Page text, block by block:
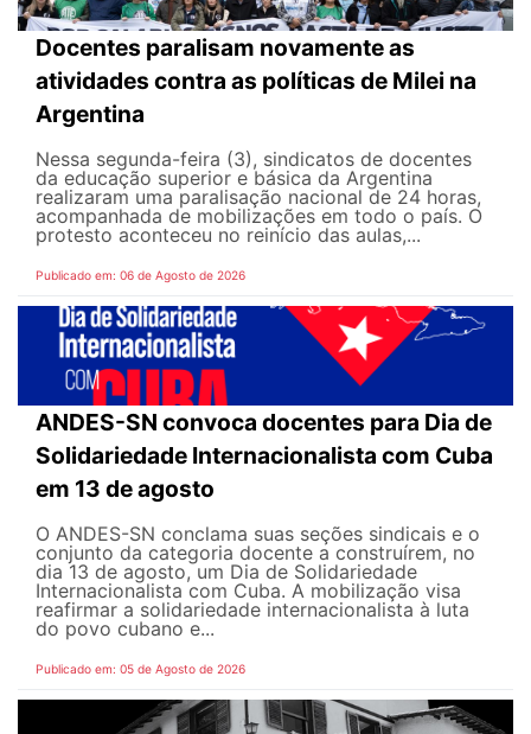
Docentes paralisam novamente as
atividades contra as políticas de Milei na
Argentina
Nessa segunda-feira (3), sindicatos de docentes
da educação superior e básica da Argentina
realizaram uma paralisação nacional de 24 horas,
acompanhada de mobilizações em todo o país. O
protesto aconteceu no reinício das aulas,...
Publicado em: 06 de Agosto de 2026
ANDES-SN convoca docentes para Dia de
Solidariedade Internacionalista com Cuba
em 13 de agosto
O ANDES-SN conclama suas seções sindicais e o
conjunto da categoria docente a construírem, no
dia 13 de agosto, um Dia de Solidariedade
Internacionalista com Cuba. A mobilização visa
reafirmar a solidariedade internacionalista à luta
do povo cubano e...
Publicado em: 05 de Agosto de 2026